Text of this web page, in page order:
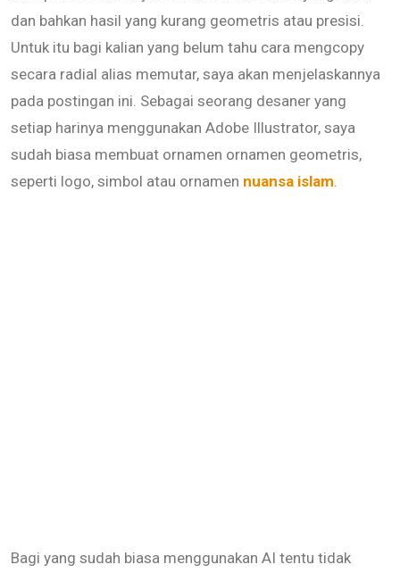
dan bahkan hasil yang kurang geometris atau presisi.
Untuk itu bagi kalian yang belum tahu cara mengcopy
secara radial alias memutar, saya akan menjelaskannya
pada postingan ini. Sebagai seorang desaner yang
setiap harinya menggunakan Adobe Illustrator, saya
sudah biasa membuat ornamen ornamen geometris,
seperti logo, simbol atau ornamen nuansa islam
Bagi yang sudah biasa menggunakan AI tentu tidak